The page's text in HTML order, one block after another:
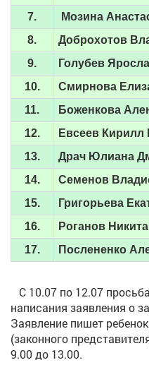
7.
Мозина
8.
Доброхотов
9.
Голубев
10.
Смирнова
11.
Боженкова
12.
Евсеев Кирилл
13.
Драч Юлиана
14.
Семенов
15.
Григорьева
16.
Роганов
17.
Послененко
С 10.07 по 12.07
написания заявления о
Заявление пишет
(законного
9.00 до 13.00.